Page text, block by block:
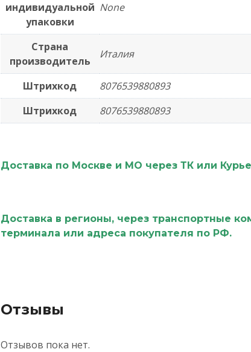
индивидуальной
упаковки
None
Страна
производитель
Италия
Штрихкод
8076539880893
Штрихкод
8076539880893
Доставка по Москве и МО через ТК или
Доставка в регионы, через транспортные
терминала или адреса покупателя по РФ.
Отзывы
Отзывов пока нет.